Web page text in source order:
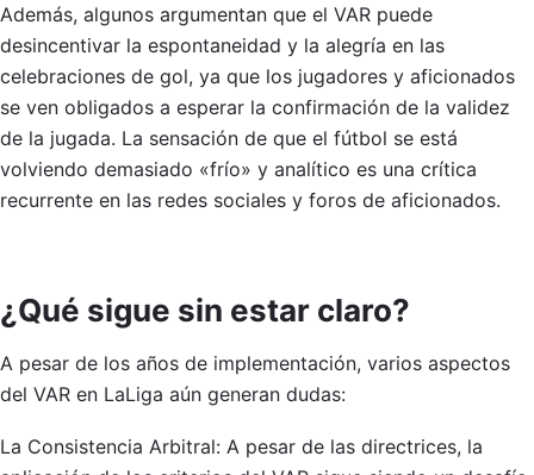
Además, algunos argumentan que el VAR puede
desincentivar la espontaneidad y la alegría en las
celebraciones de gol, ya que los jugadores y aficionados
se ven obligados a esperar la confirmación de la validez
de la jugada. La sensación de que el fútbol se está
volviendo demasiado «frío» y analítico es una crítica
recurrente en las redes sociales y foros de aficionados.
¿Qué sigue sin estar claro?
A pesar de los años de implementación, varios aspectos
del VAR en LaLiga aún generan dudas:
La Consistencia Arbitral: A pesar de las directrices, la